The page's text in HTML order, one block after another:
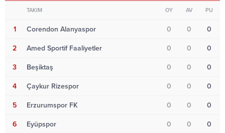
TAKIM OY AV PU
1 Corendon Alanyaspor 0 0 0
2 Amed Sportif Faaliyetler 0 0 0
3 Beşiktaş 0 0 0
4 Çaykur Rizespor 0 0 0
5 Erzurumspor FK 0 0 0
6 Eyüpspor 0 0 0